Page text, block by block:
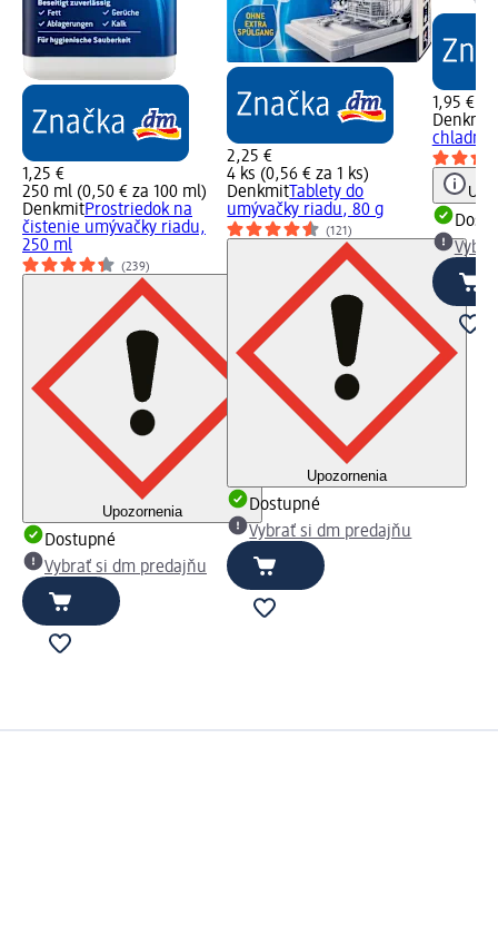
1,25 €
250 ml (0,50 € za 100 ml)
DenkmitProstriedok na
čistenie umývačky riadu,
250 ml
(239)
Upozornenia
Dostupné
Vybrať si dm predajňu
2,25 €
4 ks (0,56 € za 1 ks)
DenkmitTablety do
umývačky riadu, 80 g
(121)
Upozornenia
Dostupné
Vybrať si dm predajňu
1,95 €
Denkmit